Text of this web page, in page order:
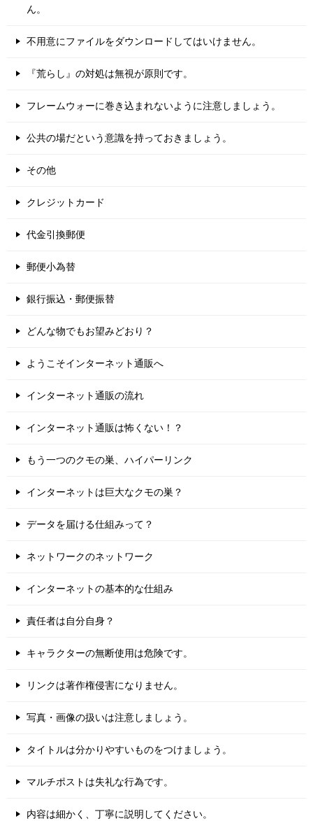
ん。
不用意にファイルをダウンロードしてはいけません。
『荒らし』の対処は無視が原則です。
フレームウォーに巻き込まれないように注意しましょう。
公共の場だという意識を持っておきましょう。
その他
クレジットカード
代金引換郵便
郵便小為替
銀行振込・郵便振替
どんな物でもお望みどおり？
ようこそインターネット通販へ
インターネット通販の流れ
インターネット通販は怖くない！？
もう一つのクモの巣、ハイパーリンク
インターネットは巨大なクモの巣？
データを届ける仕組みって？
ネットワークのネットワーク
インターネットの基本的な仕組み
責任者は自分自身？
キャラクターの無断使用は危険です。
リンクは著作権侵害になりません。
写真・画像の扱いは注意しましょう。
タイトルは分かりやすいものをつけましょう。
マルチポストは失礼な行為です。
内容は細かく、丁寧に説明してください。